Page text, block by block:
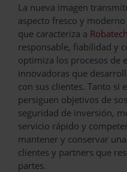
La nueva imagen
aspecto fresco y
que caracteriza a Robatech
responsable, fiabilidad y
optimiza los procesos de
innovadoras que
con sus clientes. Tanto si
persiguen objetivos de
seguridad de inversión,
servicio rápido y
mantener y conservar
clientes y partners que
partes.